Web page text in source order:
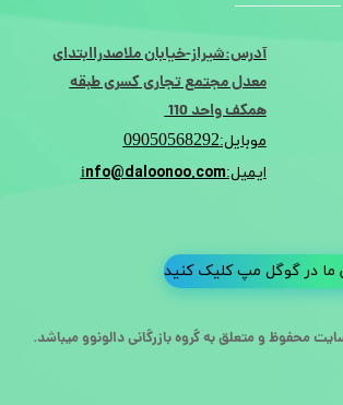
محفوظ و متعلق به گروه بازرگانی دالونوو میباشد.
آدرس:شیراز-خیابان ملاصدراابتدای
معدل مجتمع تجاری کسری طبقه
همکف واحد 110
موبایل:09050568292
ایمیل:info@daloonoo.com
ما در گوگل مپ کلیک کنید